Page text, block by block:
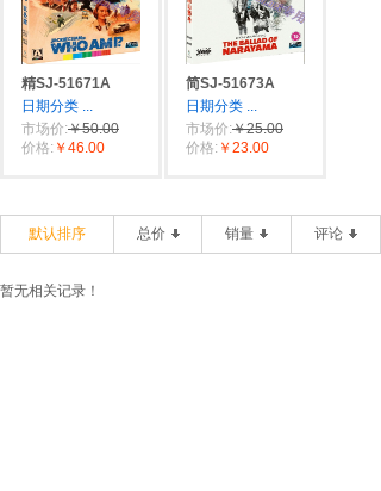
精SJ-51671A
日期分类 ...
市场价:￥50.00
价格: ￥46.00
简SJ-51673A
日期分类 ...
市场价:￥25.00
价格: ￥23.00
默认排序 总价 销量 评论
暂无相关记录！